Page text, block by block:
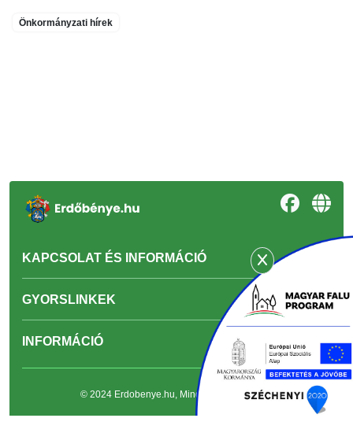
Önkormányzati hírek
KAPCSOLAT ÉS INFORMÁCIÓ
GYORSLINKEK
INFORMÁCIÓ
© 2024 Erdobenye.hu, Minden jog fenntartva